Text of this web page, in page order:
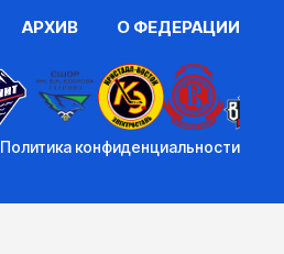
АРХИВ О ФЕДЕРАЦИИ
Политика конфиденциальности